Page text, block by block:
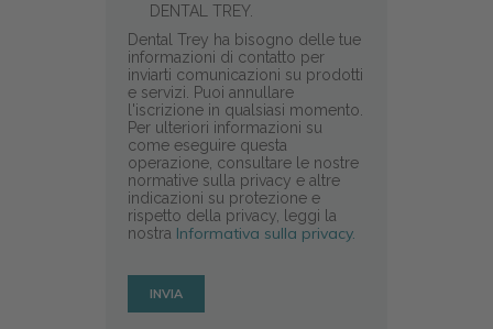
DENTAL TREY.
Dental Trey ha bisogno delle tue
informazioni di contatto per
inviarti comunicazioni su prodotti
e servizi. Puoi annullare
l'iscrizione in qualsiasi momento.
Per ulteriori informazioni su
come eseguire questa
operazione, consultare le nostre
normative sulla privacy e altre
indicazioni su protezione e
rispetto della privacy, leggi la
nostra Informativa sulla privacy.